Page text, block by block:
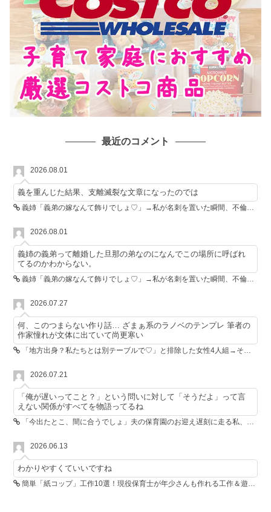
最近のコメント
2026.08.01
義を重んじた結果、支離滅裂な文章になったのでは
義姉「義弟の嫁なんて飾りでしょ♡」→私が名刺を置いた瞬間、不倫相手が青ざめた
2026.08.01
義姉の義弟って離婚した旦那の弟なのになんでこの場所に呼ばれ
てるのかわからない。
義姉「義弟の嫁なんて飾りでしょ♡」→私が名刺を置いた瞬間、不倫相手が青ざめた
2026.07.27
何、このつまらない作り話… ざまぁ系のラノベのテンプレ 筆者の
作家憧れが文体に出ていて尚更寒い
「地方出身？私たちとは別テーブルで♡」と排除した女性4人組→その後4人が青ざめたワケ
2026.07.21
「俺が遅いってこと？」という問いに対して「そうだよ」って言
えない関係がすべてを物語ってるね
「今出たとこ、間に合うでしょ」夫の保育園のお迎え遅刻に走る私、位置情報共有で逆転しました
2026.06.13
わかりやすくていいですね
簡単「紙コップ」工作10選！現役保育士が年少さんも作れる工作＆遊び方を紹介